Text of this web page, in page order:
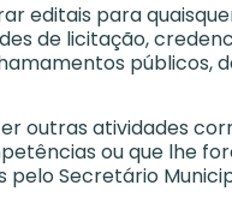
editais para
de licitação,
públicos,
outras atividades
ou que lhe
pelo Secretário